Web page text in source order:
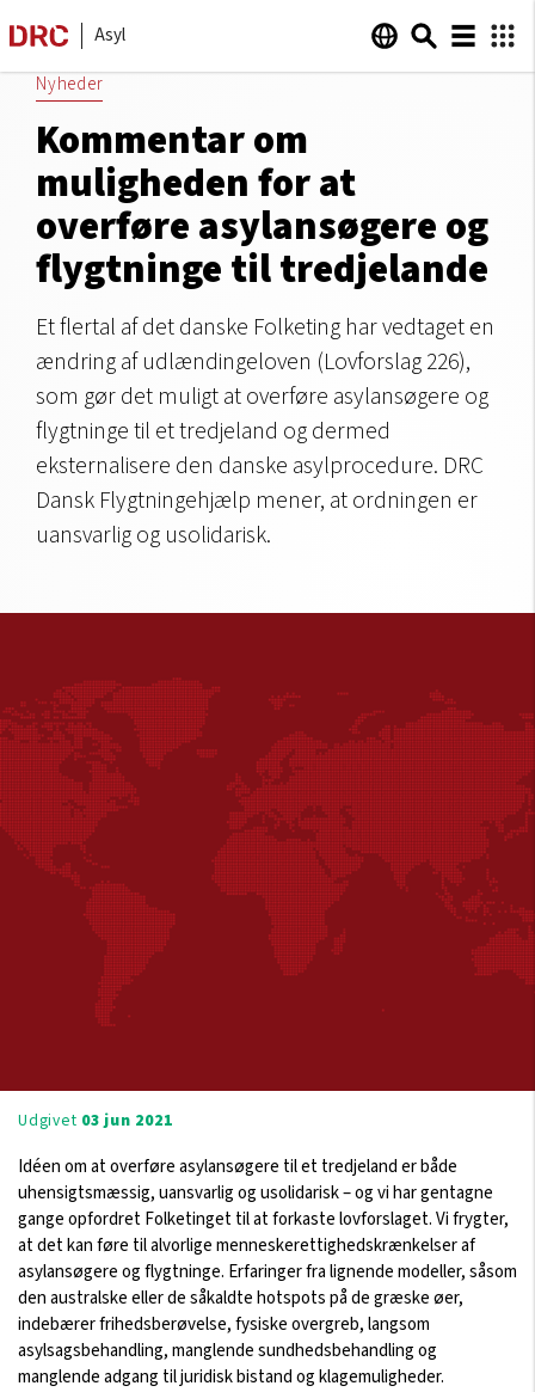
Asyl
Nyheder
Kommentar om
muligheden for at
overføre asylansøgere og
flygtninge til tredjelande
Et flertal af det danske Folketing har vedtaget en
ændring af udlændingeloven (Lovforslag 226),
som gør det muligt at overføre asylansøgere og
flygtninge til et tredjeland og dermed
eksternalisere den danske asylprocedure. DRC
Dansk Flygtningehjælp mener, at ordningen er
uansvarlig og usolidarisk.
Udgivet 03 jun 2021
Idéen om at overføre asylansøgere til et tredjeland er både
uhensigtsmæssig, uansvarlig og usolidarisk – og vi har gentagne
gange opfordret Folketinget til at forkaste lovforslaget. Vi frygter,
at det kan føre til alvorlige menneskerettighedskrænkelser af
asylansøgere og flygtninge. Erfaringer fra lignende modeller, såsom
den australske eller de såkaldte hotspots på de græske øer,
indebærer frihedsberøvelse, fysiske overgreb, langsom
asylsagsbehandling, manglende sundhedsbehandling og
manglende adgang til juridisk bistand og klagemuligheder.